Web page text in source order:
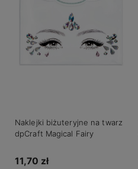
Naklejki biżuteryjne na twarz
dpCraft Magical Fairy
11,70 zł